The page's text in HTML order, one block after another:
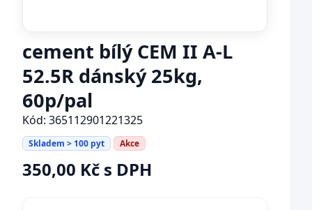
cement bílý CEM II A-L
52.5R dánský 25kg,
60p/pal
Kód: 365112901221325
Skladem > 100 pyt Akce
350,00 Kč s DPH